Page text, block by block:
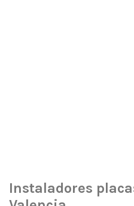
Instaladores